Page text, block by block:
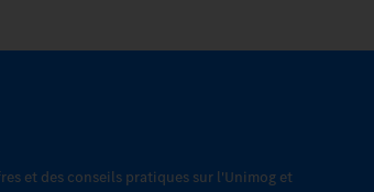
et des conseils pratiques sur l'Unimog et